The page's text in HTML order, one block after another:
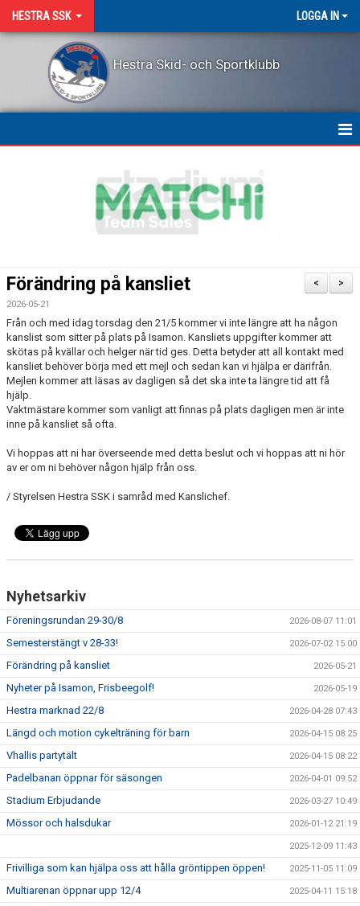
HESTRA SSK LOGGA IN
Hestra Skid- och Sportklubb
LEDARPRIS
KALENDER
GÄSTBOK
BILDGALLERI
VÅRA LAG
TÄVLINGAR
MEDLEMSSKAP 2025
AVGIFTER
GRÖNTIPPEN
>
<
Förändring på kansliet
2026-05-21
Från och med idag torsdag den 21/5 kommer vi inte längre att ha någon
kanslist som sitter på plats på Isamon. Kansliets uppgifter kommer att
skötas på kvällar och helger när tid ges. Detta betyder att all kontakt med
kansliet behöver börja med ett mejl och sedan kan vi hjälpa er därifrån.
Mejlen kommer att läsas av dagligen så det ska inte ta längre tid att få
hjälp.
Vaktmästare kommer som vanligt att finnas på plats dagligen men är inte
inne på kansliet så ofta.
Vi hoppas att ni har överseende med detta beslut och vi hoppas att ni hör
av er om ni behöver någon hjälp från oss.
/ Styrelsen Hestra SSK i samråd med Kanslichef.
Nyhetsarkiv
Föreningsrundan 29-30/8 2026-08-07 11:01
Semesterstängt v 28-33! 2026-07-02 15:00
Förändring på kansliet 2026-05-21
Nyheter på Isamon, Frisbeegolf! 2026-05-19
Hestra marknad 22/8 2026-04-28 07:43
Längd och motion cykelträning för barn 2026-04-15 08:25
Vhallis partytält 2026-04-15 08:22
Padelbanan öppnar för säsongen 2026-04-01 09:52
Stadium Erbjudande 2026-03-27 10:49
Mössor och halsdukar 2026-01-12 21:19
2025-12-09 11:43
Frivilliga som kan hjälpa oss att hålla gröntippen öppen! 2025-11-05 11:09
Multiarenan öppnar upp 12/4 2025-04-11 15:18